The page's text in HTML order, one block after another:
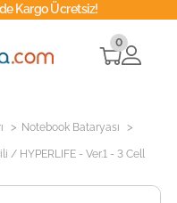
Kargo Ücretsiz!
0
> Notebook Bataryası >
/ HYPERLIFE - Ver.1 - 3 Cell